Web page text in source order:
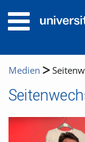
Medien